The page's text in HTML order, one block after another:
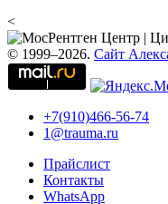
<
© 1999–2026. Сайт
+7(910)466-56-74
1@trauma.ru
Прайслист
Контакты
WhatsApp